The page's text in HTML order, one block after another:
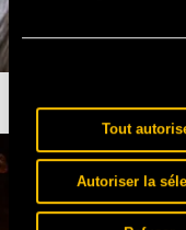
Tout
Autoriser la
SOLIDAYS ANNULÉ,